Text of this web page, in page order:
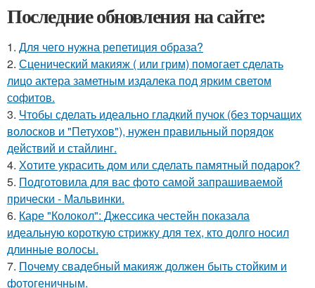
Последние обновления на сайте:
1. Для чего нужна репетиция образа?
2. Сценический макияж ( или грим) помогает сделать
лицо актера заметным издалека под ярким светом
софитов.
3. Чтобы сделать идеально гладкий пучок (без торчащих
волосков и "Петухов"), нужен правильный порядок
действий и стайлинг.
4. Хотите украсить дом или сделать памятный подарок?
5. Подготовила для вас фото самой запрашиваемой
прически - Мальвинки.
6. Каре "Колокол": Джессика честейн показала
идеальную короткую стрижку для тех, кто долго носил
длинные волосы.
7. Почему свадебный макияж должен быть стойким и
фотогеничным.